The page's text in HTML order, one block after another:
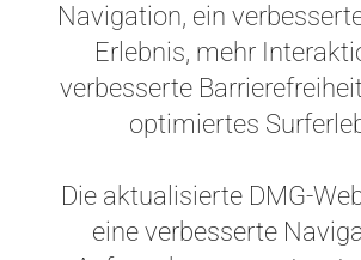
Navigation, ein
Erlebnis, mehr
verbesserte
optimiertes
Die aktualisierte DMG-
eine verbesserte